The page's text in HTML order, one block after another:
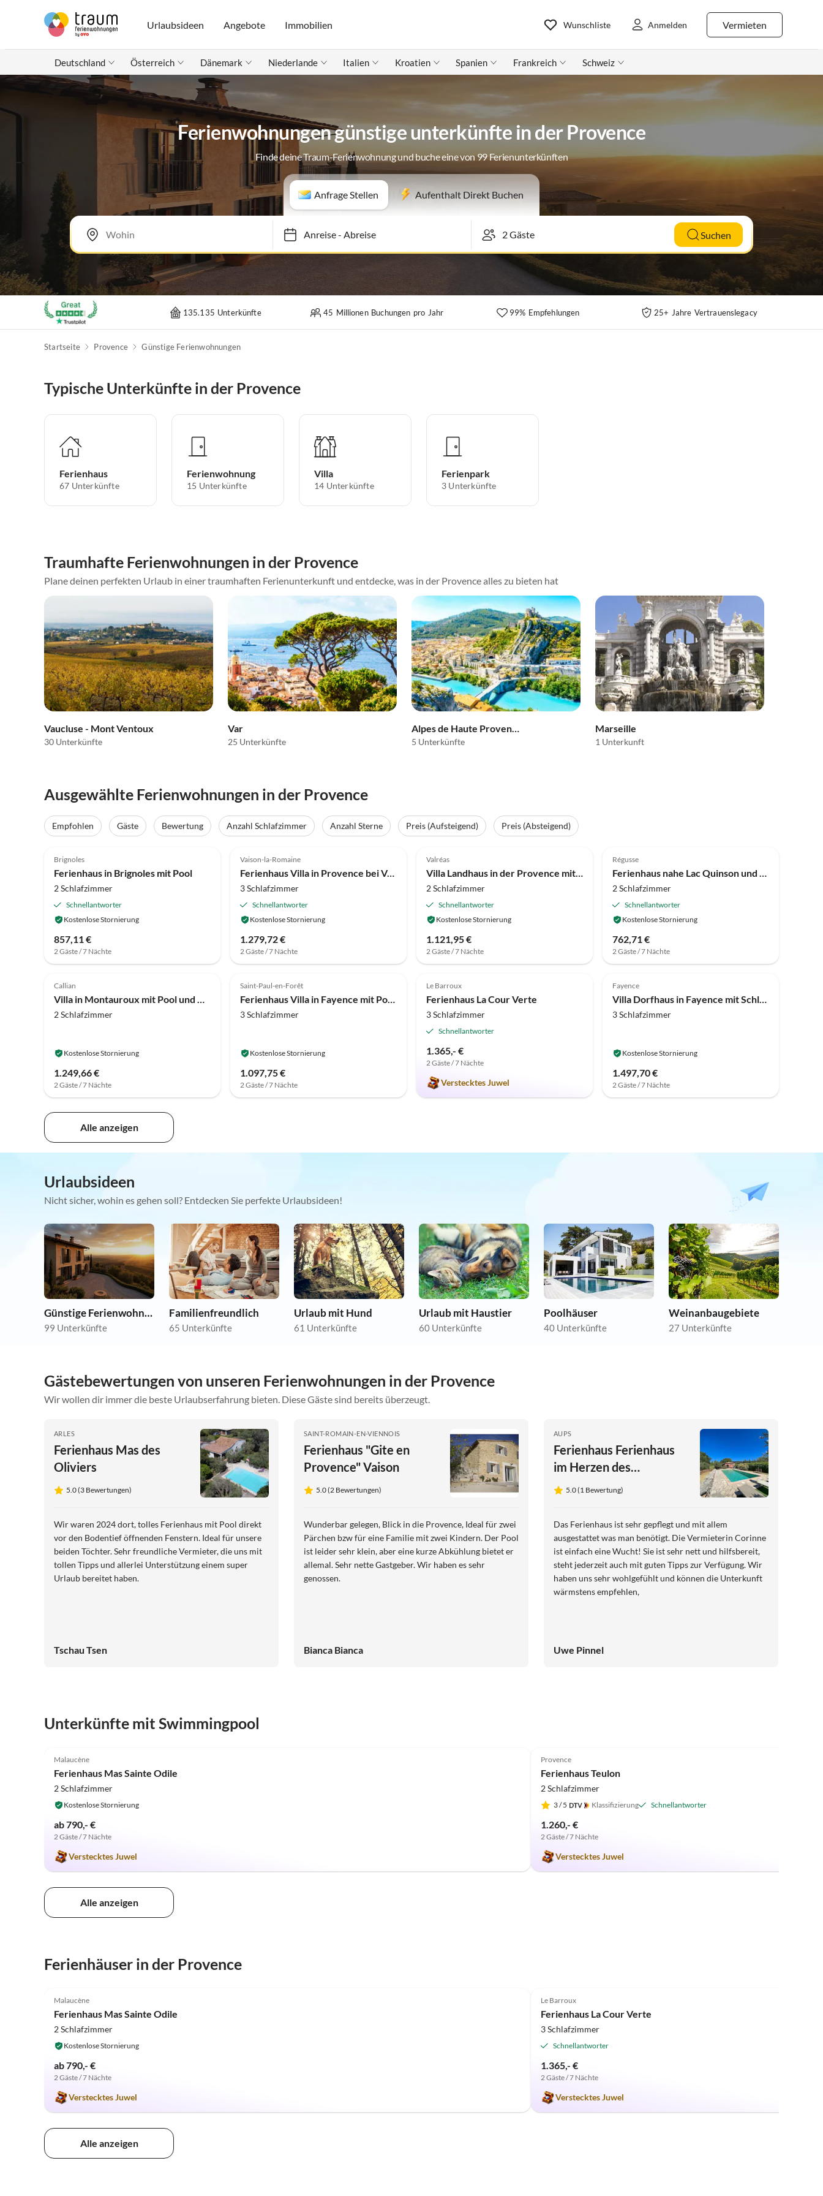
Urlaubsideen Angebote Immobilien Vermieten
Wunschliste Anmelden
Deutschland Österreich Dänemark Niederlande Italien Kroatien Spanien Frankreich Schweiz
Ferienwohnungen günstige unterkünfte in der Provence
Finde deine Traum-Ferienwohnung und buche eine von 99 Ferienunterkünften
Anfrage Stellen Aufenthalt Direkt Buchen
Anreise-Abreise Suchen
135.135 Unterkünfte 45 Millionen Buchungen pro Jahr 99% Empfehlungen 25+ Jahre Vertrauenslegacy
Startseite Provence Günstige Ferienwohnungen
Typische Unterkünfte in der Provence
Ferienhaus
67 Unterkünfte
Ferienwohnung
15 Unterkünfte
Villa
14 Unterkünfte
Ferienpark
3 Unterkünfte
Traumhafte Ferienwohnungen in der Provence
Plane deinen perfekten Urlaub in einer traumhaften Ferienunterkunft und entdecke, was in der Provence alles zu bieten hat
Vaucluse - Mont Ventoux
30 Unterkünfte
Var
25 Unterkünfte 5 Unterkünfte
Marseille
1 Unterkunft
Ausgewählte Ferienwohnungen in der Provence
Empfohlen Gäste Bewertung Anzahl Schlafzimmer Anzahl Sterne Preis (Aufsteigend)
Preis (Absteigend)
Brignoles
Ferienhaus in Brignoles mit Pool
2 Schlafzimmer
Schnellantworter
Kostenlose Stornierung
857,11 €
2 Gäste / 7 Nächte
Vaison-la-Romaine
Ferienhaus Villa in Provence bei Vaison-la-Romaine
3 Schlafzimmer
Schnellantworter
Kostenlose Stornierung
1.279,72 €
2 Gäste / 7 Nächte
Valréas
2 Schlafzimmer
Schnellantworter
Kostenlose Stornierung
1.121,95 €
2 Gäste / 7 Nächte
Régusse
2 Schlafzimmer
Schnellantworter
Kostenlose Stornierung
762,71 €
2 Gäste / 7 Nächte
4.6 (10)
Callian
2 Schlafzimmer
Kostenlose Stornierung
1.249,66 €
2 Gäste / 7 Nächte
2.9 (10)
Saint-Paul-en-Forêt
3 Schlafzimmer
Kostenlose Stornierung
1.097,75 €
2 Gäste / 7 Nächte
Top-Inserat
4.9 (6)
Le Barroux
Ferienhaus La Cour Verte
3 Schlafzimmer
Schnellantworter
1.365,- €
2 Gäste / 7 Nächte
Verstecktes Juwel
4.8 (2)
Fayence
3 Schlafzimmer
Kostenlose Stornierung
1.497,70 €
2 Gäste / 7 Nächte
Alle anzeigen
Urlaubsideen
Nicht sicher, wohin es gehen soll? Entdecken Sie perfekte Urlaubsideen!
Günstige Ferienwohnungen
99 Unterkünfte
Familienfreundlich
65 Unterkünfte
Urlaub mit Hund
61 Unterkünfte
Urlaub mit Haustier
60 Unterkünfte
Poolhäuser
40 Unterkünfte
Weinanbaugebiete
27 Unterkünfte
Gästebewertungen von unseren Ferienwohnungen in der Provence
Wir wollen dir immer die beste Urlaubserfahrung bieten. Diese Gäste sind bereits überzeugt.
ARLES
Ferienhaus Mas des
Oliviers
5.0 (3 Bewertungen)
Wir waren 2024 dort, tolles Ferienhaus mit Pool direkt
vor den Bodentief öffnenden Fenstern. Ideal für unsere
beiden Töchter. Sehr freundliche Vermieter, die uns mit
tollen Tipps und allerlei Unterstützung einem super
Urlaub bereitet haben.
Tschau Tsen
SAINT-ROMAIN-EN-VIENNOIS
Ferienhaus "Gite en
Provence" Vaison
5.0 (2 Bewertungen)
Wunderbar gelegen, Blick in die Provence, Ideal für zwei
Pärchen bzw für eine Familie mit zwei Kindern. Der Pool
ist leider sehr klein, aber eine kurze Abkühlung bietet er
allemal. Sehr nette Gastgeber. Wir haben es sehr
genossen.
Bianca Bianca
AUPS
Ferienhaus Ferienhaus
im Herzen des
Naturparks Verdon - 416
5.0 (1 Bewertung)
Das Ferienhaus ist sehr gepflegt und mit allem
ausgestattet was man benötigt. Die Vermieterin Corinne
ist einfach eine Wucht! Sie ist sehr nett und hilfsbereit,
steht jederzeit auch mit guten Tipps zur Verfügung. Wir
haben uns sehr wohlgefühlt und können die Unterkunft
wärmstens empfehlen,
Uwe Pinnel
Unterkünfte mit Swimmingpool
Malaucène
Ferienhaus Mas Sainte Odile
2 Schlafzimmer
Kostenlose Stornierung
ab 790,- €
2 Gäste / 7 Nächte
Verstecktes Juwel
Provence
Ferienhaus Teulon
2 Schlafzimmer
3/ 5 Klassifizierung Schnellantworter
1.260,- €
2 Gäste / 7 Nächte
Verstecktes Juwel
Alle anzeigen
Ferienhäuser in der Provence
Malaucène
Ferienhaus Mas Sainte Odile
2 Schlafzimmer
Kostenlose Stornierung
ab 790,- €
2 Gäste / 7 Nächte
Verstecktes Juwel
Le Barroux
Ferienhaus La Cour Verte
3 Schlafzimmer
Schnellantworter
1.365,- €
2 Gäste / 7 Nächte
Verstecktes Juwel
Alle anzeigen